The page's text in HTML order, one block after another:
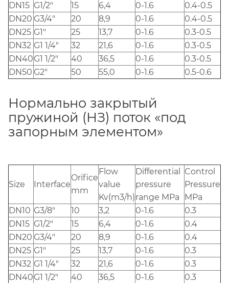
DN15 G1/2" 15 6,4 0-1.6
0.4-0.5
DN20 G3/4" 20 8,9 0-1.6
0.4-0.5
DN25 G1" 25 13,7 0-1.6
0.3-0.5
DN32 G1 1/4" 32 21,6 0-1.6
0.3-0.5
DN40G1 1/2" 40 36,5 0-1.6
0.3-0.5
DN50 G2" 50 55,0 0-1.6 0.5-0.6
Нормально закрытый
пружиной (НЗ) поток «под
запорным элементом»
Size Interface
Orifice
mm
Flow
value
Kv(m3/h)
Differential
pressure
range MPa
Control
Pressure
MPa
DN10 G3/8" 10 3,2 0-1.6
0.3
DN15 G1/2" 15 6,4 0-1.6
0.4
DN20 G3/4" 20 8,9 0-1.6
0.4
DN25 G1" 25 13,7 0-1.6
0.3
DN32 G1 1/4" 32 21,6 0-1.6
0.3
DN40G1 1/2" 40 36,5 0-1.6
0.3